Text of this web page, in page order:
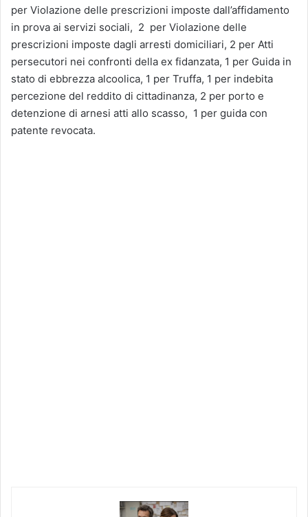
per Violazione delle prescrizioni imposte dall’affidamento
in prova ai servizi sociali, 2 per Violazione delle
prescrizioni imposte dagli arresti domiciliari, 2 per Atti
persecutori nei confronti della ex fidanzata, 1 per Guida in
stato di ebbrezza alcoolica, 1 per Truffa, 1 per indebita
percezione del reddito di cittadinanza, 2 per porto e
detenzione di arnesi atti allo scasso, 1 per guida con
patente revocata.